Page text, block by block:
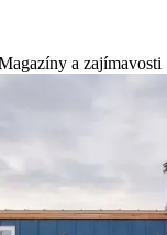
a zajímavosti